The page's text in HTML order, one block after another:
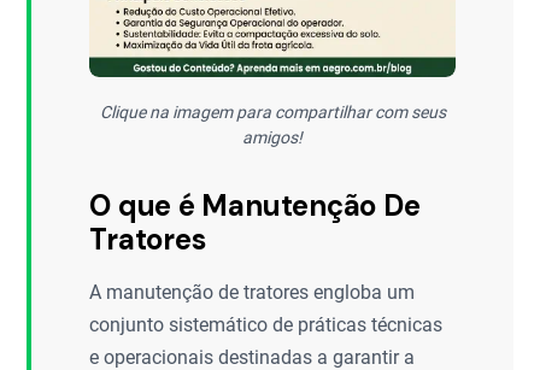
Clique na imagem para compartilhar com seus
amigos!
O que é Manutenção De
Tratores
A manutenção de tratores engloba um
conjunto sistemático de práticas técnicas
e operacionais destinadas a garantir a